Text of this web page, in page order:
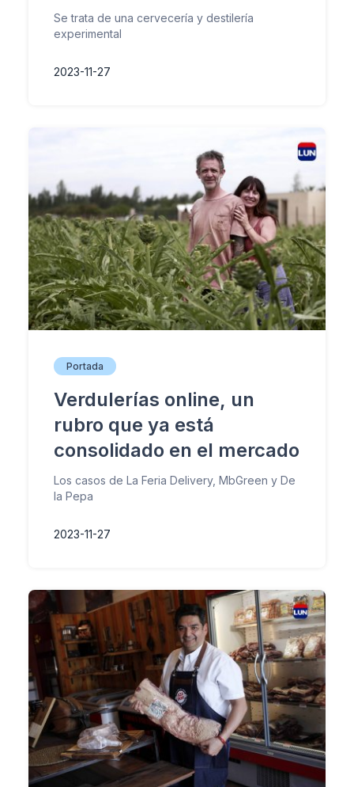
Se trata de una cervecería y destilería
experimental
2023-11-27
Portada
Verdulerías online, un
rubro que ya está
consolidado en el mercado
Los casos de La Feria Delivery, MbGreen y De
la Pepa
2023-11-27